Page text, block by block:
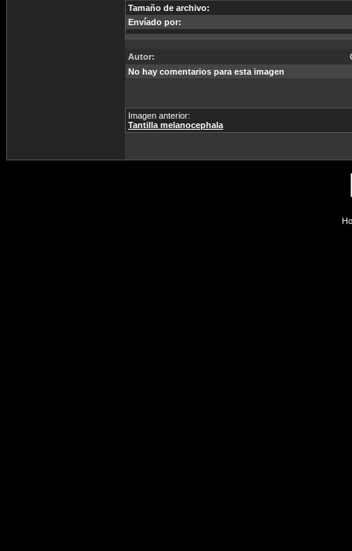
Tamaño de archivo:
Envíado por:
Autor:
No hay comentarios para esta imagen
Imagen anterior:
Tantilla melanocephala